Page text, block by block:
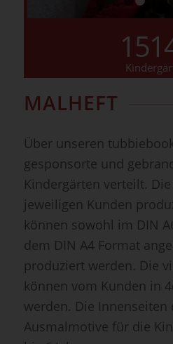
MALHEFT
Über unseren
gesponsorte und
Kindergärten verteilt.
jeweiligen Kunden
können sowohl im DIN
dem DIN A4 Format
produziert werden. Die
können vom Kunden in
werden. Die Innenseiten
Ausmalmotive für die